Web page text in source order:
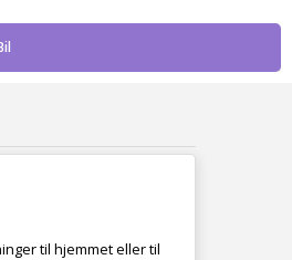
til hjemmet eller til